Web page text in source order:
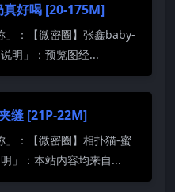
真好喝 [20-175M]
」：【微密圈】张鑫baby-
明」：预览图经...
缝 [21P-22M]
」：【微密圈】相扑猫-蜜
」：本站内容均来自...